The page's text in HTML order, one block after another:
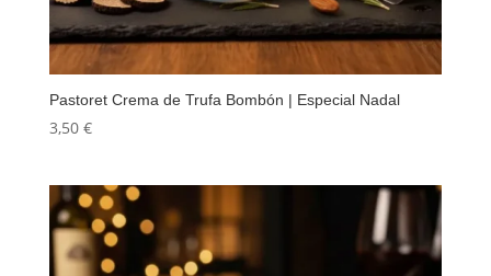
Pastoret Crema de Trufa Bombón | Especial Nadal
3,50 €